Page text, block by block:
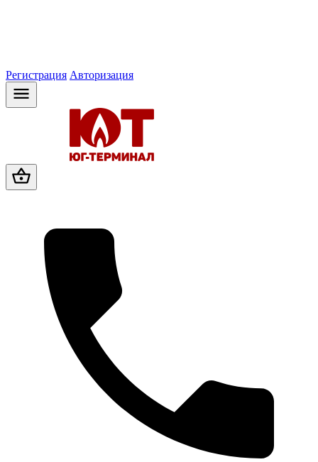
Регистрация Авторизация